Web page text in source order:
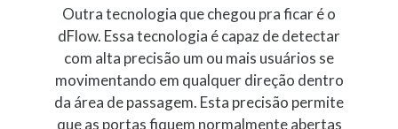
Outra tecnologia que chegou pra ficar é o
dFlow. Essa tecnologia é capaz de detectar
com alta precisão um ou mais usuários se
movimentando em qualquer direção dentro
da área de passagem. Esta precisão permite
que as portas fiquem normalmente abertas